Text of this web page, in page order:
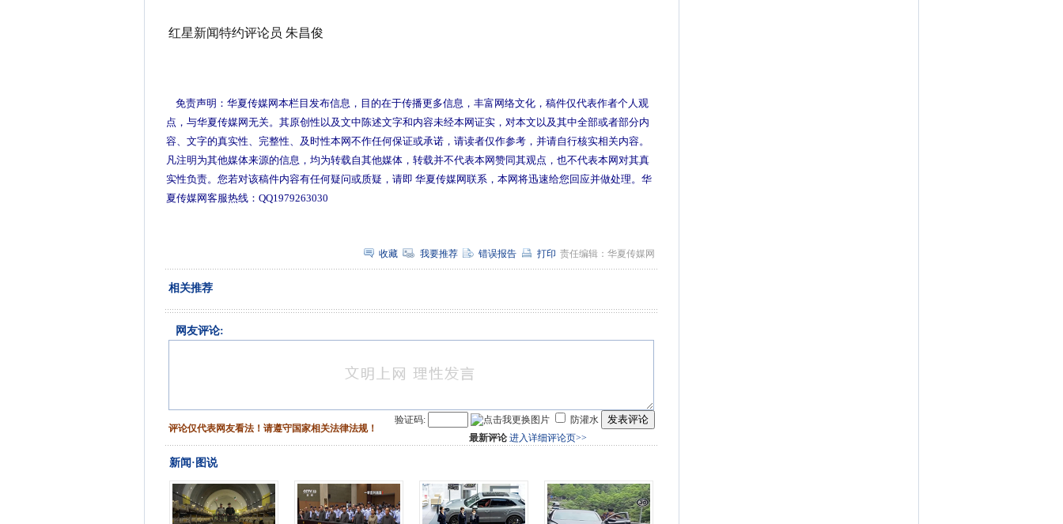
红星新闻特约评论员 朱昌俊
免责声明：华夏传媒网本栏目发布信息，目的在于传播更多信息，丰富网络文化，稿件仅代表作者个人观
点，与华夏传媒网无关。其原创性以及文中陈述文字和内容未经本网证实，对本文以及其中全部或者部分内
容、文字的真实性、完整性、及时性本网不作任何保证或承诺，请读者仅作参考，并请自行核实相关内容。
凡注明为其他媒体来源的信息，均为转载自其他媒体，转载并不代表本网赞同其观点，也不代表本网对其真
实性负责。您若对该稿件内容有任何疑问或质疑，请即 华夏传媒网联系，本网将迅速给您回应并做处理。华
夏传媒网客服热线：QQ1979263030
收藏 我要推荐 错误报告 打印 责任编辑：华夏传媒网
相关推荐
网友评论:
验证码: 防灌水 发表评论
评论仅代表网友看法！请遵守国家相关法律法规！
最新评论 进入详细评论页>>
新闻·图说